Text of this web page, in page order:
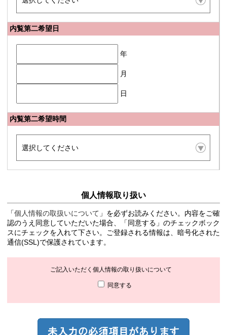
内覧第二希望日
年
月
日
内覧第二希望時間
個人情報取り扱い
「個人情報の取扱いについて 」を必ずお読みください。内容をご確
認のうえ同意していただいた場合、「同意する」のチェックボック
スにチェックを入れて下さい。ご登録される情報は、暗号化された
通信(SSL)で保護されています。
ご記入いただく個人情報の取り扱いについて
同意する